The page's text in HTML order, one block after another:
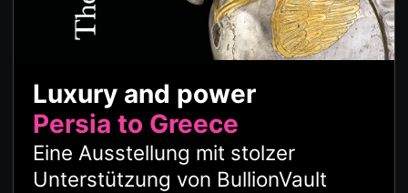
Luxury and power
Persia to Greece
Eine Ausstellung mit stolzer
Unterstützung von BullionVault